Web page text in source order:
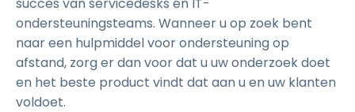
ondersteuningsteams. Wanneer u op zoek bent
naar een hulpmiddel voor ondersteuning op
afstand, zorg er dan voor dat u uw onderzoek doet
en het beste product vindt dat aan u en uw klanten
voldoet.